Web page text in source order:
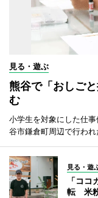
見る・遊ぶ
熊谷で「おしご
む
小学生を対象にした仕
谷市鎌倉町周辺で行われ
見る・遊
「コ
転 米